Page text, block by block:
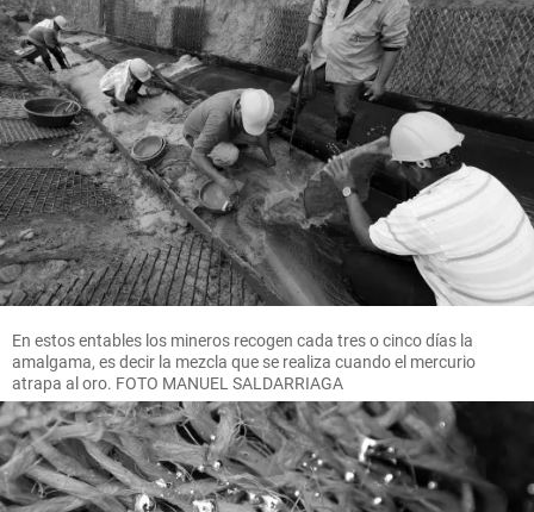
En estos entables los mineros recogen cada tres o cinco días la
amalgama, es decir la mezcla que se realiza cuando el mercurio
atrapa al oro. FOTO MANUEL SALDARRIAGA